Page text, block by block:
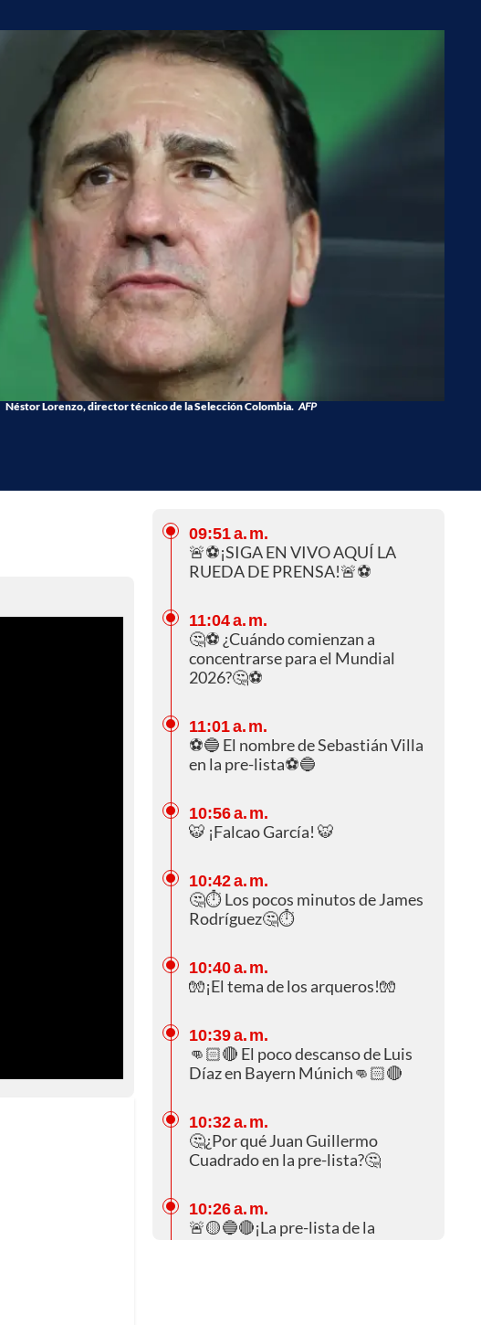
Néstor Lorenzo, director técnico de la Selección Colombia. AFP
09:51 a. m.
🚨⚽¡SIGA EN VIVO AQUÍ LA
RUEDA DE PRENSA!🚨⚽
11:04 a. m.
🤔⚽ ¿Cuándo comienzan a
concentrarse para el Mundial
2026?🤔⚽
11:01 a. m.
⚽🔵 El nombre de Sebastián Villa
en la pre-lista⚽🔵
10:56 a. m.
🐯 ¡Falcao García! 🐯
10:42 a. m.
🤔⏱️ Los pocos minutos de James
Rodríguez🤔⏱️
10:40 a. m.
🧤¡El tema de los arqueros!🧤
10:39 a. m.
👊🏻🔴 El poco descanso de Luis
Díaz en Bayern Múnich👊🏻🔴
10:32 a. m.
🤔¿Por qué Juan Guillermo
Cuadrado en la pre-lista?🤔
10:26 a. m.
🚨🟡🔵🔴¡La pre-lista de la